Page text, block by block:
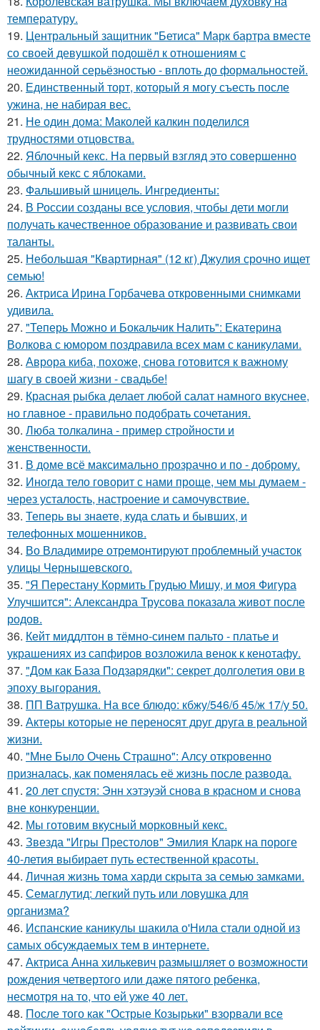
температуру.
19. Центральный защитник "Бетиса" Марк бартра вместе
со своей девушкой подошёл к отношениям с
неожиданной серьёзностью - вплоть до формальностей.
20. Единственный торт, который я могу съесть после
ужина, не набирая вес.
21. Не один дома: Маколей калкин поделился
трудностями отцовства.
22. Яблочный кекс. На первый взгляд это совершенно
обычный кекс с яблоками.
23. Фальшивый шницель. Ингредиенты:
24. В России созданы все условия, чтобы дети могли
получать качественное образование и развивать свои
таланты.
25. Небольшая "Квартирная" (12 кг) Джулия срочно ищет
семью!
26. Актриса Ирина Горбачева откровенными снимками
удивила.
27. "Теперь Можно и Бокальчик Налить": Екатерина
Волкова с юмором поздравила всех мам с каникулами.
28. Аврора киба, похоже, снова готовится к важному
шагу в своей жизни - свадьбе!
29. Красная рыбка делает любой салат намного вкуснее,
но главное - правильно подобрать сочетания.
30. Люба толкалина - пример стройности и
женственности.
31. В доме всё максимально прозрачно и по - доброму.
32. Иногда тело говорит с нами проще, чем мы думаем -
через усталость, настроение и самочувствие.
33. Теперь вы знaетe, куда слать и бывших, и
телeфонныx мошенников.
34. Во Владимире отремонтируют проблемный участок
улицы Чернышевского.
35. "Я Перестану Кормить Грудью Мишу, и моя Фигура
Улучшится": Александра Трусова показала живот после
родов.
36. Кейт миддлтон в тёмно-синем пальто - платье и
украшениях из сапфиров возложила венок к кенотафу.
37. "Дом как База Подзарядки": секрет долголетия ови в
эпоху выгорания.
38. ПП Ватрушка. На все блюдо: кбжу/546/б 45/ж 17/у 50.
39. Актеры которые не переносят друг друга в реальной
жизни.
40. "Мне Было Очень Страшно": Алсу откровенно
призналась, как поменялась её жизнь после развода.
41. 20 лет спустя: Энн хэтэуэй снова в красном и снова
вне конкуренции.
42. Мы готовим вкусный морковный кекс.
43. Звезда "Игры Престолов" Эмилия Кларк на пороге
40-летия выбирает путь естественной красоты.
44. Личная жизнь тома харди скрыта за семью замками.
45. Семаглутид: легкий путь или ловушка для
организма?
46. Испанские каникулы шакила о'Нила стали одной из
самых обсуждаемых тем в интернете.
47. Актриса Анна хилькевич размышляет о возможности
рождения четвертого или даже пятого ребенка,
несмотря на то, что ей уже 40 лет.
48. После того как "Острые Козырьки" взорвали все